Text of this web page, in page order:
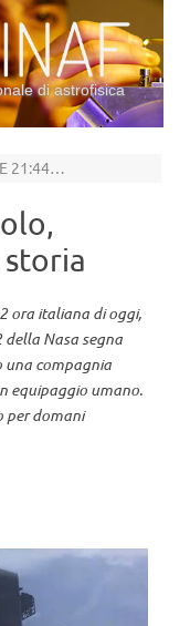
di astrofisica
VISTA SOLCARE I CIELI ITALIANI TRA LE 21:44 E LE 21:48
storia
ora italiana di oggi,
della Nasa segna
una compagnia
equipaggio umano.
per domani